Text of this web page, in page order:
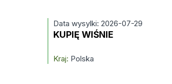
Data wysylki: 2026-07-29
KUPIĘ WIŚNIE
Kraj: Polska